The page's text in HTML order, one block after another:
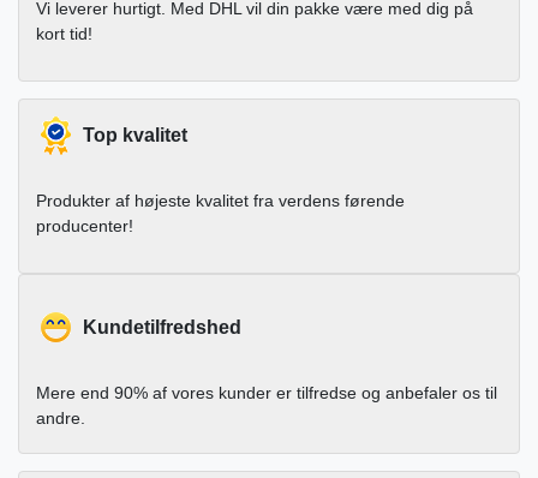
Vi leverer hurtigt. Med DHL vil din pakke være med dig på
kort tid!
Top kvalitet
Produkter af højeste kvalitet fra verdens førende
producenter!
Kundetilfredshed
Mere end 90% af vores kunder er tilfredse og anbefaler os til
andre.